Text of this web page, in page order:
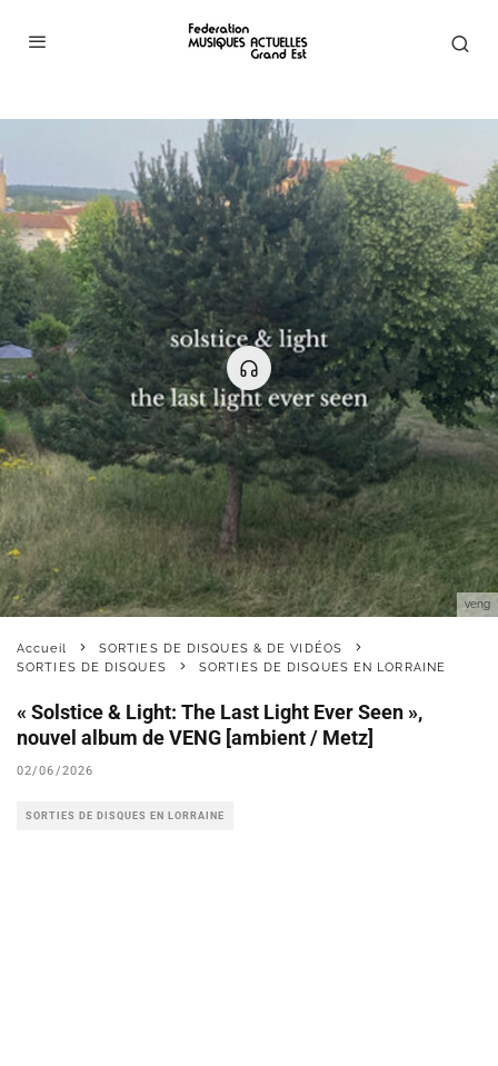
veng
Accueil
SORTIES DE DISQUES & DE VIDÉOS
SORTIES DE DISQUES
SORTIES DE DISQUES EN LORRAINE
« Solstice & Light: The Last Light Ever Seen »,
nouvel album de VENG [ambient / Metz]
02/06/2026
SORTIES DE DISQUES EN LORRAINE